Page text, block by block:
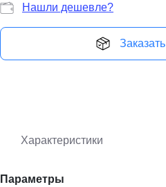
Нашли дешевле?
Заказать
Характеристики
Параметры